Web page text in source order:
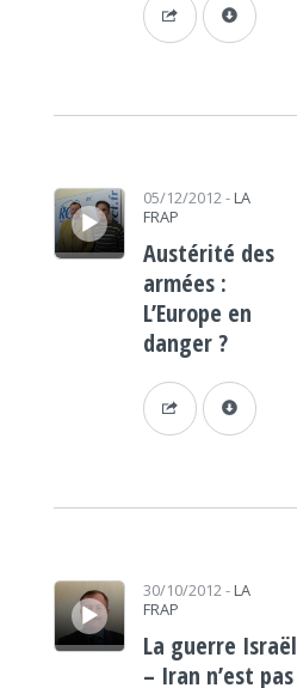
Lecteur audio 05/12/2012- LA
FRAP
Austérité des
armées :
L’Europe en
danger ?
Lecteur audio 30/10/2012- LA
FRAP
La guerre Israël
– Iran n’est pas